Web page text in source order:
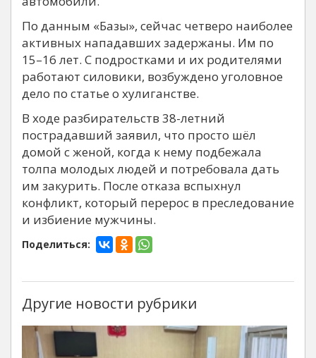
По данным «Базы», сейчас четверо наиболее
активных нападавших задержаны. Им по
15–16 лет. С подростками и их родителями
работают силовики, возбуждено уголовное
дело по статье о хулиганстве.
В ходе разбирательств 38-летний
пострадавший заявил, что просто шёл
домой с женой, когда к нему подбежала
толпа молодых людей и потребовала дать
им закурить. После отказа вспыхнул
конфликт, который перерос в преследование
и избиение мужчины.
Поделиться:
Другие новости рубрики